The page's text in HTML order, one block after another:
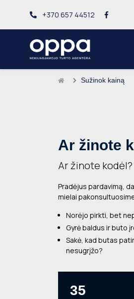
+370 657 44512
Sužinok kainą
Ar žinote
Ar žinote kodėl?
Pradėjus pardavimą,
mielai
Norėjo pirkti, bet
Gyrė baldus ir buto
Sakė, kad butas
nesugrįžo?
35